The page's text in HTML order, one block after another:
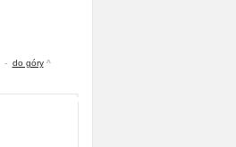
- do góry^